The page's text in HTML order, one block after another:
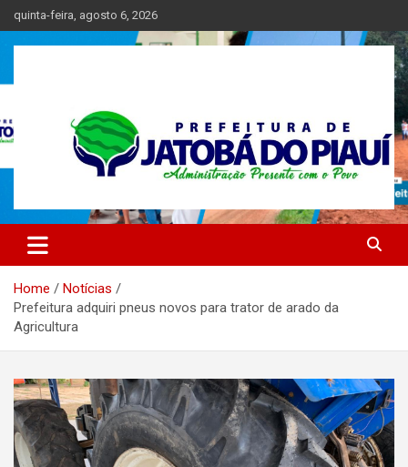
to
content
quinta-feira, agosto 6, 2026
Prefeitura Municipal de Jatobá
do Piauí
Prefeitura de Jatoba do Piauí – Piauí – Brasil
Home
Notícias
Prefeitura adquiri pneus novos para trator de arado da
Agricultura